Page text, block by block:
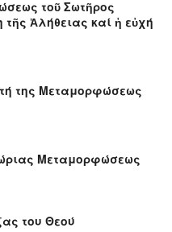
τοῦ Σωτῆρος
Ἀλήθειας καί ἡ εὐχή
της Μεταμορφώσεως
Μεταμορφώσεως
του Θεού